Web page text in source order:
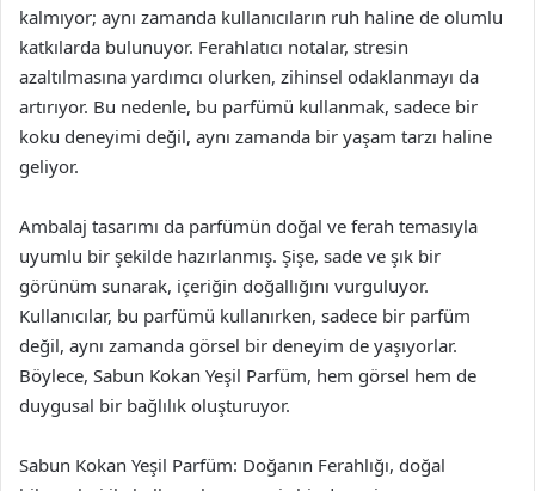
kalmıyor; aynı zamanda kullanıcıların ruh haline de olumlu
katkılarda bulunuyor. Ferahlatıcı notalar, stresin
azaltılmasına yardımcı olurken, zihinsel odaklanmayı da
artırıyor. Bu nedenle, bu parfümü kullanmak, sadece bir
koku deneyimi değil, aynı zamanda bir yaşam tarzı haline
geliyor.
Ambalaj tasarımı da parfümün doğal ve ferah temasıyla
uyumlu bir şekilde hazırlanmış. Şişe, sade ve şık bir
görünüm sunarak, içeriğin doğallığını vurguluyor.
Kullanıcılar, bu parfümü kullanırken, sadece bir parfüm
değil, aynı zamanda görsel bir deneyim de yaşıyorlar.
Böylece, Sabun Kokan Yeşil Parfüm, hem görsel hem de
duygusal bir bağlılık oluşturuyor.
Sabun Kokan Yeşil Parfüm: Doğanın Ferahlığı, doğal